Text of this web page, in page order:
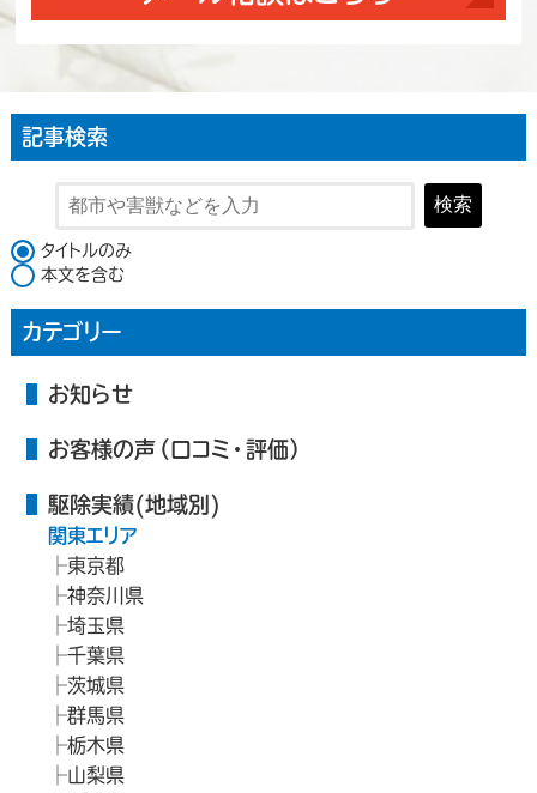
記事検索
検索
検索対象
タイトルのみ
本文を含む
カテゴリー
お知らせ
お客様の声（口コミ・評価）
駆除実績(地域別)
関東エリア
東京都
神奈川県
埼玉県
千葉県
茨城県
群馬県
栃木県
山梨県